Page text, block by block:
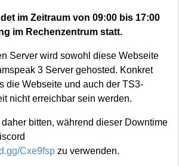
im Zeitraum von 09:00 bis 17:00
im Rechenzentrum statt.
Server wird sowohl diese Webseite
3 Server gehosted. Konkret
die Webseite und auch der TS3-
nicht erreichbar sein werden.
bitten, während dieser Downtime
Cxe9fsp zu verwenden.